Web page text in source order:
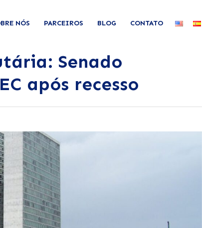
NÓS PARCEIROS BLOG CONTATO
Senado
após recesso